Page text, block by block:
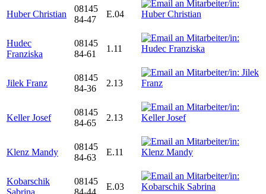
Huber Christian
08145
84-47
E.04
Hudec
Franziska
08145
84-61
1.11
Jilek Franz
08145
84-36
2.13
Keller Josef
08145
84-65
2.13
Klenz Mandy
08145
84-63
E.11
Kobarschik
08145
E.03